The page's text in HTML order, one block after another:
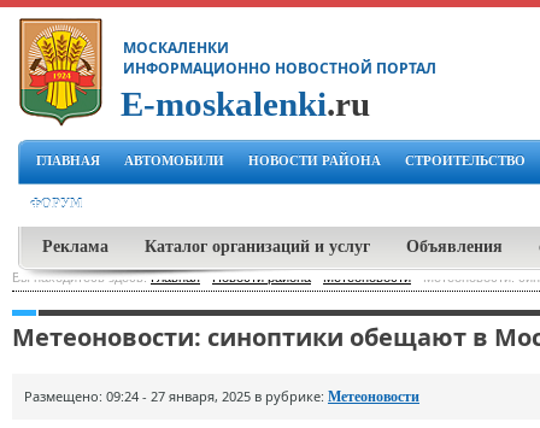
МОСКАЛЕНКИ
ИНФОРМАЦИОННО НОВОСТНОЙ ПОРТАЛ
E-moskalenki.ru
ГЛАВНАЯ АВТОМОБИЛИ НОВОСТИ РАЙОНА СТРОИТЕЛЬСТВО
ФОРУМ
Реклама Каталог организаций и услуг Объявления
Вы находитесь здесь:Главная-Новости района Метеоновости Метеоновости:
Метеоновости: синоптики обещают в
Размещено: 09:24 - 27 января, 2025 в рубрике: Метеоновости